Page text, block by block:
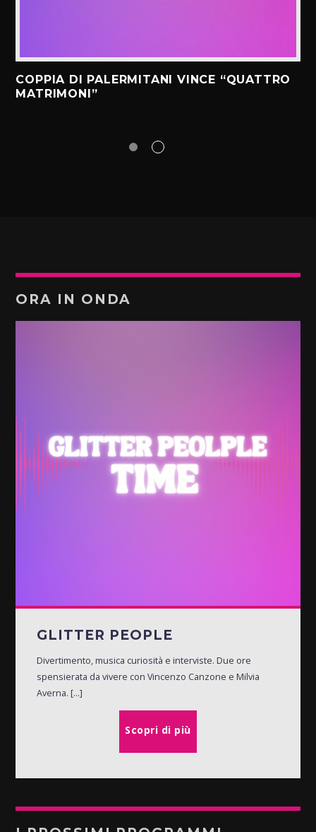
COPPIA DI PALERMITANI VINCE “QUATTRO
MATRIMONI”
ORA IN ONDA
GLITTER PEOPLE
Divertimento, musica curiosità e interviste. Due ore
spensierata da vivere con Vincenzo Canzone e Milvia
Averna. [...]
Scopri di più